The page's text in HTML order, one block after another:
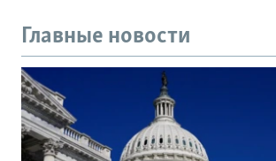
Главные новости